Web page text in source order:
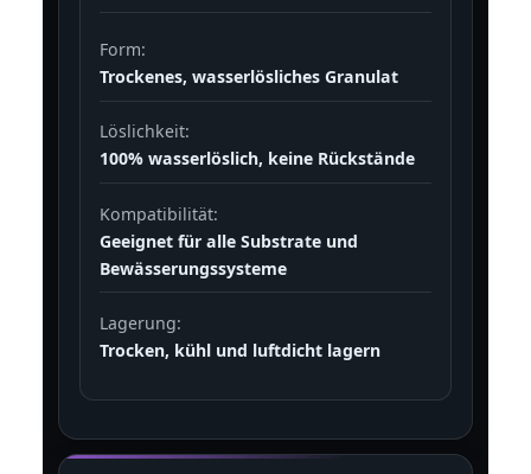
Form:
Trockenes, wasserlösliches Granulat
Löslichkeit:
100% wasserlöslich, keine Rückstände
Kompatibilität:
Geeignet für alle Substrate und
Bewässerungssysteme
Lagerung:
Trocken, kühl und luftdicht lagern